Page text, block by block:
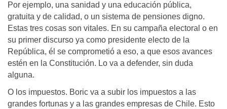
Por ejemplo, una sanidad y una educación pública,
gratuita y de calidad, o un sistema de pensiones digno.
Estas tres cosas son vitales. En su campaña electoral o en
su primer discurso ya como presidente electo de la
República, él se comprometió a eso, a que esos avances
estén en la Constitución. Lo va a defender, sin duda
alguna.
O los impuestos. Boric va a subir los impuestos a las
grandes fortunas y a las grandes empresas de Chile. Esto